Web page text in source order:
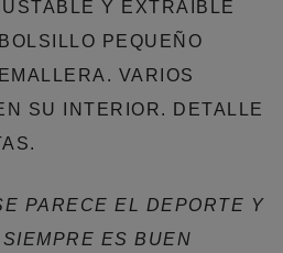
Y EXTRAÍBLE
PEQUEÑO
VARIOS
SU INTERIOR. DETALLE
PARECE EL DEPORTE Y
ES BUEN